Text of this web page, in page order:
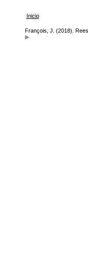
Inicio
François, J. (2018).